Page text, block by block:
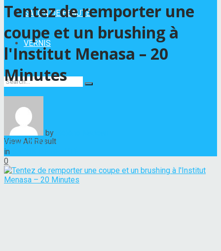
SALON DE BEAUTÉ
VERNIS
No Result
View All Result
Tentez de remporter une
coupe et un brushing à
l'Institut Menasa – 20
Minutes
by
25 juin 2024
in
0